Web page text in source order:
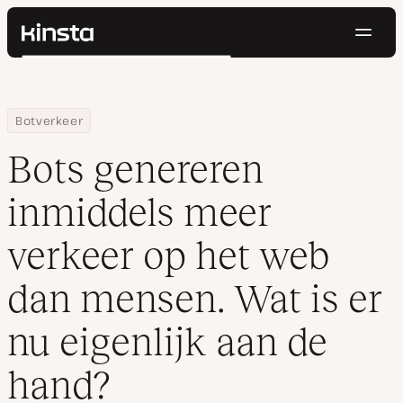
Kinsta®
Prijzen
Contact
Zoeken
Home
Hulpbronnen
Blog
Botverkeer
Bots genereren inmiddels meer verkeer op het web dan
Bots genereren
inmiddels meer
verkeer op het web
dan mensen. Wat is er
nu eigenlijk aan de
hand?